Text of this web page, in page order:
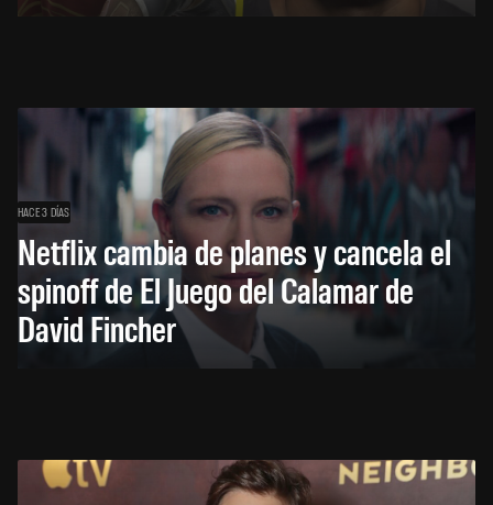
HACE 3 DÍAS
Netflix cambia de planes y cancela el
spinoff de El Juego del Calamar de
David Fincher